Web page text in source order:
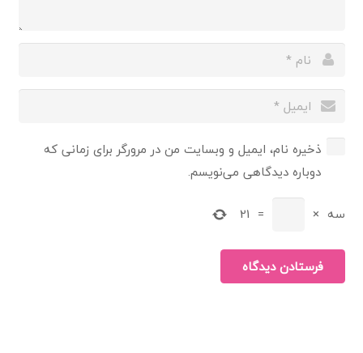
ذخیره نام، ایمیل و وبسایت من در مرورگر برای زمانی که
دوباره دیدگاهی می‌نویسم.
سه ×
=
21
فرستادن دیدگاه